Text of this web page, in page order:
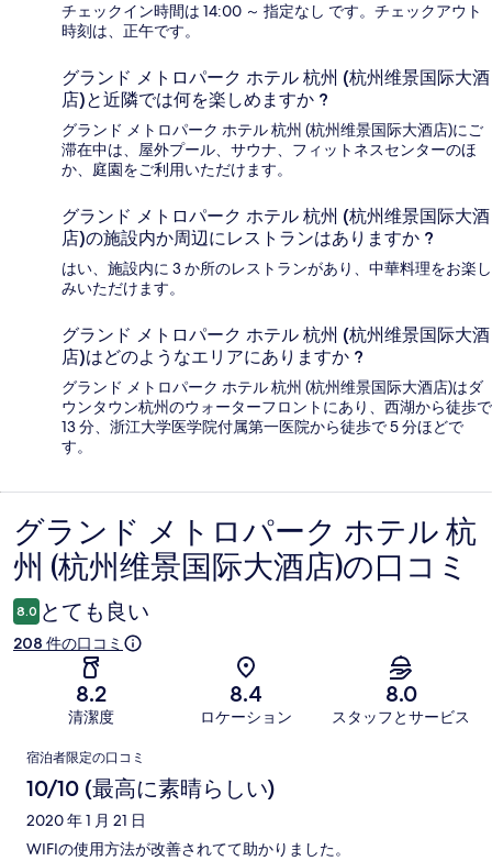
チェックイン時間は 14:00 ～ 指定なし です。チェックアウト
時刻は、正午です。
グランド メトロパーク ホテル 杭州 (杭州维景国际大酒
店)と近隣では何を楽しめますか ?
グランド メトロパーク ホテル 杭州 (杭州维景国际大酒店)にご
滞在中は、屋外プール、サウナ、フィットネスセンターのほ
か、庭園をご利用いただけます。
グランド メトロパーク ホテル 杭州 (杭州维景国际大酒
店)の施設内か周辺にレストランはありますか ?
はい、施設内に 3 か所のレストランがあり、中華料理をお楽し
みいただけます。
グランド メトロパーク ホテル 杭州 (杭州维景国际大酒
店)はどのようなエリアにありますか ?
グランド メトロパーク ホテル 杭州 (杭州维景国际大酒店)はダ
ウンタウン杭州のウォーターフロントにあり、西湖から徒歩で
13 分、浙江大学医学院付属第一医院から徒歩で 5 分ほどで
す。
口
コ
ミ
グランド メトロパーク ホテル 杭
州 (杭州维景国际大酒店)の口コミ
8.0 とても良い
208 件の口コミ
8.2
清潔度
8.4
ロケーション
8.0
スタッフとサービス
口
コ
ミ
宿泊者限定の口コミ
10/10 (最高に素晴らしい)
2020 年 1 月 21 日
WIFIの使用方法が改善されてて助かりました。